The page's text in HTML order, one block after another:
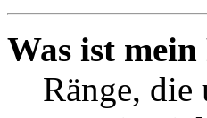
Was ist
Ränge, die